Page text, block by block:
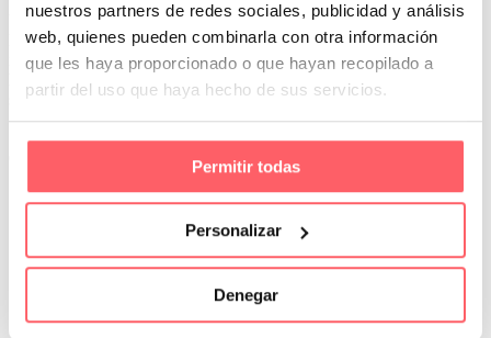
nuestros partners de redes sociales, publicidad y análisis
web, quienes pueden combinarla con otra información
que les haya proporcionado o que hayan recopilado a
partir del uso que haya hecho de sus servicios.
Permitir todas
Personalizar
Denegar
Una elección correcta es fundamental. Si lo piensas posiblemente es
la ventana que más manejas y abres. Por eso, el tipo y la forma son
importantes. Por un lado debe ser muy práctica y que no estorbe a la
hora de manejarla. En segundo lugar conseguir el toque perfecto
según el estilo de muebles, azulejos, encimera….
Si tenemos una ventana abatible con oscilo batiente el estor tendrás
que subirlo hasta arriba cada vez que la abras